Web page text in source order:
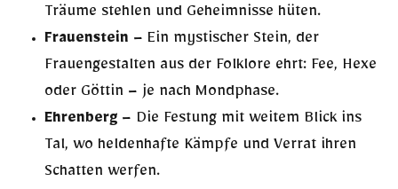
Träume stehlen und Geheimnisse hüten.
Frauenstein – Ein mystischer Stein, der
Frauengestalten aus der Folklore ehrt: Fee, Hexe
oder Göttin – je nach Mondphase.
Ehrenberg – Die Festung mit weitem Blick ins
Tal, wo heldenhafte Kämpfe und Verrat ihren
Schatten werfen.